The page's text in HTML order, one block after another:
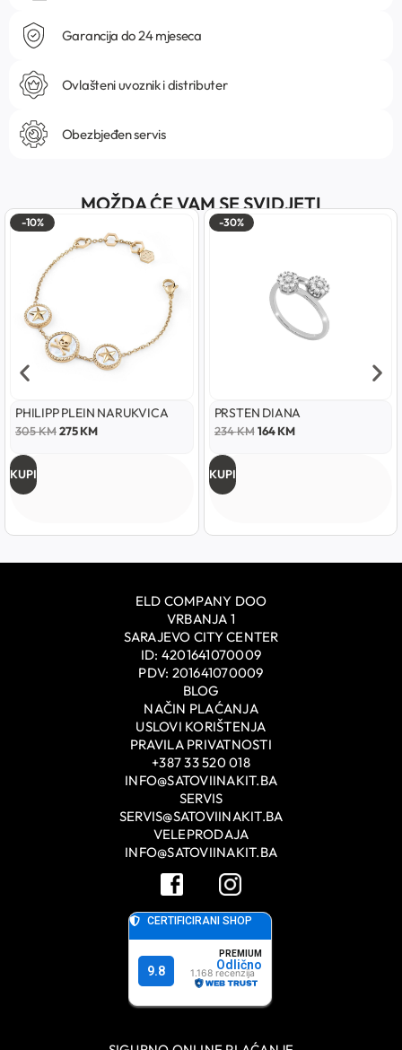
Garancija do 24 mjeseca
Ovlašteni uvoznik i distributer
Obezbjeđen servis
MOŽDA ĆE VAM SE SVIDJETI
-10%
PHILIPP PLEIN NARUKVICA
305KM275KM
KUPI
-30%
PRSTEN DIANA
234KM 164KM
KUPI
ELD COMPANY DOO
VRBANJA 1
SARAJEVO CITY CENTER
ID: 4201641070009
PDV: 201641070009
BLOG
NAČIN PLAĆANJA
USLOVI KORIŠTENJA
PRAVILA PRIVATNOSTI
+387 33 520 018
INFO@SATOVIINAKIT.BA
SERVIS
SERVIS@SATOVIINAKIT.BA
VELEPRODAJA
INFO@SATOVIINAKIT.BA